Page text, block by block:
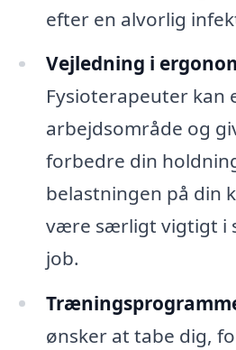
efter en alvorlig
Vejledning i
Fysioterapeuter kan
arbejdsområde og
forbedre din
belastningen på din
være særligt vigtigt i
job.
ønsker at tabe dig,